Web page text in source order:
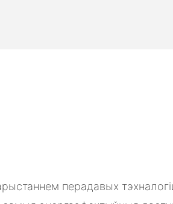
перадавых